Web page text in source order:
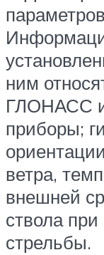
ним
ГЛОНАСС
приборы;
ветра,
внешней
ствола
стрельбы.